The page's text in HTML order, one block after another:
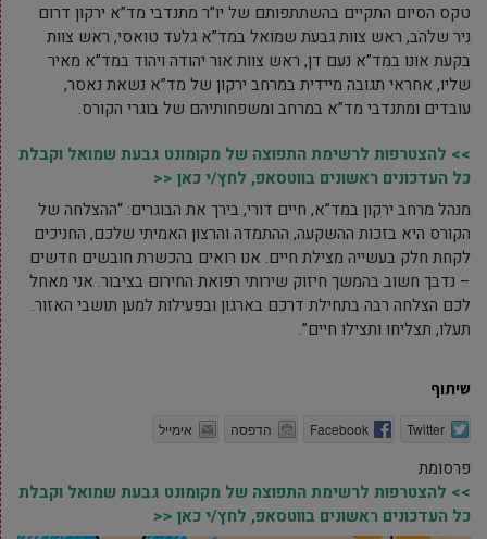
טקס הסיום התקיים בהשתתפותם של יו”ר מתנדבי מד”א ירקון דרום
ניר שלהב, ראש צוות גבעת שמואל במד”א גלעד טואסי, ראש צוות
בקעת אונו במד”א נעם דן, ראש צוות אור יהודה ויהוד במד”א מאיר
שליו, אחראי תגובה מיידית במרחב ירקון של מד”א נשאת נאסר,
עובדים ומתנדבי מד”א במרחב ומשפחותיהם של בוגרי הקורס.
>> להצטרפות לרשימת התפוצה של מקומונט גבעת שמואל וקבלת
כל העדכונים ראשונים בווטסאפ, לחץ/י כאן <<
מנהל מרחב ירקון במד”א, חיים דורי, בירך את הבוגרים: “ההצלחה של
הקורס היא בזכות ההשקעה, ההתמדה והרצון האמיתי שלכם, החניכים
לקחת חלק בעשייה מצילת חיים. אנו רואים בהכשרת חובשים חדשים
– נדבך חשוב בהמשך חיזוק שירותי רפואת החירום בציבור. אני מאחל
לכם הצלחה רבה בתחילת דרכם בארגון ובפעילות למען תושבי האזור.
תעלו, תצליחו ותצילו חיים”.
שיתוף
Twitter
Facebook הדפסה אימייל
פרסומת
>> להצטרפות לרשימת התפוצה של מקומונט גבעת שמואל וקבלת
כל העדכונים ראשונים בווטסאפ, לחץ/י כאן <<